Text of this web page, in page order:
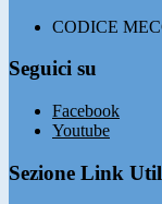
CODICE
Seguici su
Facebook
Youtube
Sezione Link